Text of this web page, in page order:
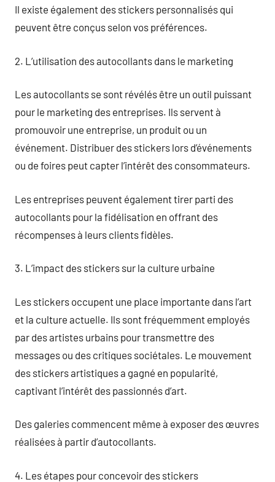
Il existe également des stickers personnalisés qui
peuvent être conçus selon vos préférences.
2. L’utilisation des autocollants dans le marketing
Les autocollants se sont révélés être un outil puissant
pour le marketing des entreprises. Ils servent à
promouvoir une entreprise, un produit ou un
événement. Distribuer des stickers lors d’événements
ou de foires peut capter l’intérêt des consommateurs.
Les entreprises peuvent également tirer parti des
autocollants pour la fidélisation en offrant des
récompenses à leurs clients fidèles.
3. L’impact des stickers sur la culture urbaine
Les stickers occupent une place importante dans l’art
et la culture actuelle. Ils sont fréquemment employés
par des artistes urbains pour transmettre des
messages ou des critiques sociétales. Le mouvement
des stickers artistiques a gagné en popularité,
captivant l’intérêt des passionnés d’art.
Des galeries commencent même à exposer des œuvres
réalisées à partir d’autocollants.
4. Les étapes pour concevoir des stickers